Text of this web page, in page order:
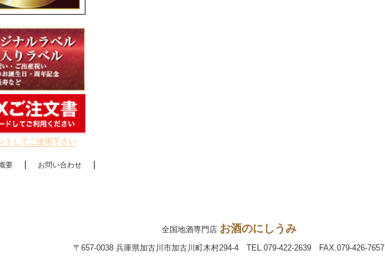
トしてご使用下さい
要 お問い合わせ
全国地酒専門店 お酒のにしうみ
〒657-0038 兵庫県加古川市加古川町木村294-4 TEL.079-422-2639 FAX.079-426-7657